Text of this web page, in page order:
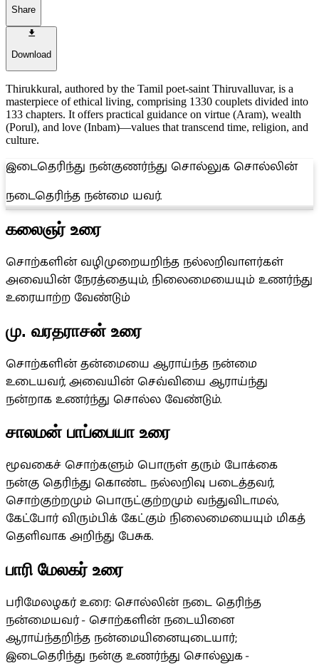
Share
Download
Thirukkural, authored by the Tamil poet-saint Thiruvalluvar, is a
masterpiece of ethical living, comprising 1330 couplets divided into
133 chapters. It offers practical guidance on virtue (Aram), wealth
(Porul), and love (Inbam)—values that transcend time, religion, and
culture.
இடைதெரிந்து நன்குணர்ந்து சொல்லுக சொல்லின்
நடைதெரிந்த நன்மை யவர்.
கலைஞர் உரை
சொற்களின் வழிமுறையறிந்த நல்லறிவாளர்கள்
அவையின் நேரத்தையும், நிலைமையையும் உணர்ந்து
உரையாற்ற வேண்டும்
மு. வரதராசன் உரை
சொற்களின் தன்மையை ஆராய்ந்த நன்மை
உடையவர், அவையின் செவ்வியை ஆராய்ந்து
நன்றாக உணர்ந்து சொல்ல வேண்டும்.
சாலமன் பாப்பையா உரை
மூவகைச் சொற்களும் பொருள் தரும் போக்கை
நன்கு தெரிந்து கொண்ட நல்லறிவு படைத்தவர்,
சொற்குற்றமும் பொருட்குற்றமும் வந்துவிடாமல்,
கேட்போர் விரும்பிக் கேட்கும் நிலைமையையும் மிகத்
தெளிவாக அறிந்து பேசுக.
பாரி மேலகர் உரை
பரிமேலழகர் உரை: சொல்லின் நடை தெரிந்த
நன்மையவர் - சொற்களின் நடையினை
ஆராய்ந்தறிந்த நன்மையினையுடையார்;
இடைதெரிந்து நன்கு உணர்ந்து சொல்லுக -